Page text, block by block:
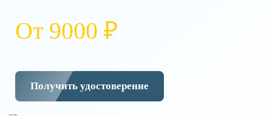
От 9000 ₽
Получить удостоверение